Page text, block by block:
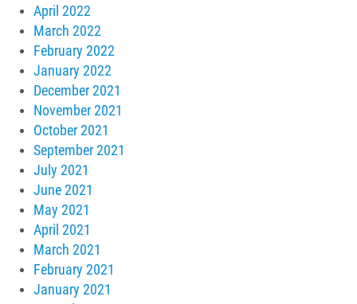
April 2022
March 2022
February 2022
January 2022
December 2021
November 2021
October 2021
September 2021
July 2021
June 2021
May 2021
April 2021
March 2021
February 2021
January 2021